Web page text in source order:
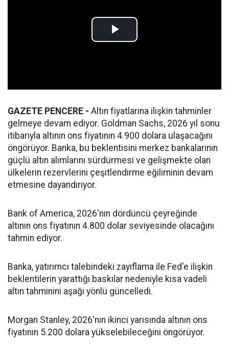
GAZETE PENCERE - Altın fiyatlarına ilişkin tahminler
gelmeye devam ediyor. Goldman Sachs, 2026 yıl sonu
itibarıyla altının ons fiyatının 4.900 dolara ulaşacağını
öngörüyor. Banka, bu beklentisini merkez bankalarının
güçlü altın alımlarını sürdürmesi ve gelişmekte olan
ülkelerin rezervlerini çeşitlendirme eğiliminin devam
etmesine dayandırıyor.
Bank of America, 2026'nın dördüncü çeyreğinde
altının ons fiyatının 4.800 dolar seviyesinde olacağını
tahmin ediyor.
Banka, yatırımcı talebindeki zayıflama ile Fed'e ilişkin
beklentilerin yarattığı baskılar nedeniyle kısa vadeli
altın tahminini aşağı yönlü güncelledi.
Morgan Stanley, 2026'nın ikinci yarısında altının ons
fiyatının 5.200 dolara yükselebileceğini öngörüyor.